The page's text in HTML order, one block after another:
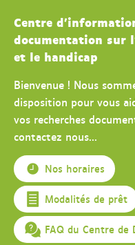
Centre
documentation sur
et le handicap
Bienvenue ! Nous
disposition pour vous
vos recherches
contactez nous...
Nos horaires
Modalités de prêt
FAQ du Centre de